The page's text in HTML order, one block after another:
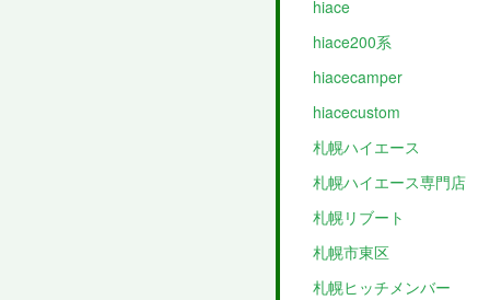
hiace
hiace200系
hiacecamper
hiacecustom
札幌ハイエース
札幌ハイエース専門店
札幌リブート
札幌市東区
札幌ヒッチメンバー